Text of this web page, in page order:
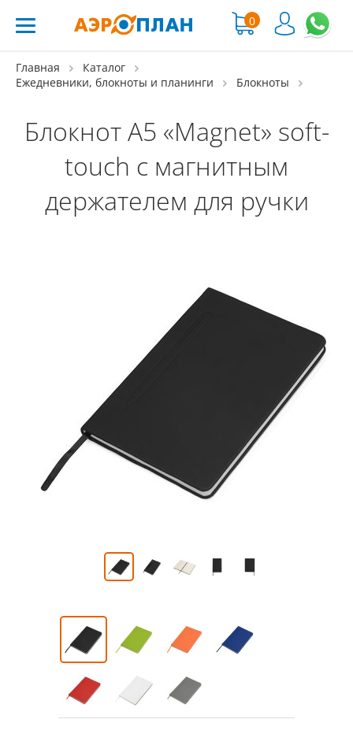
0
Главная
Каталог
Ежедневники, блокноты и планинги
Блокноты
Блокнот А5 «Magnet» soft-
touch с магнитным
держателем для ручки